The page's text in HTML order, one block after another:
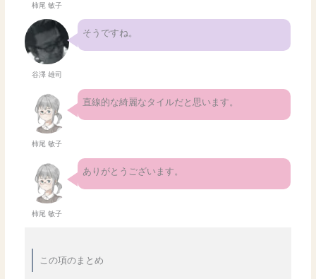
柿尾 敏子
谷澤 雄司
そうですね。
柿尾 敏子
直線的な綺麗なタイルだと思います。
柿尾 敏子
ありがとうございます。
この項のまとめ